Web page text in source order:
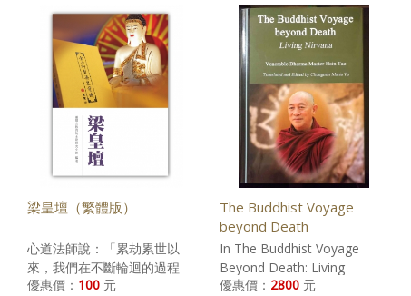
量妙土。無量壽佛的威神光明
顯赫，壽命長久不可計量，其
接引眾生往生淨土，廣開簡易
的念佛法門。無量壽佛曾發四
十八願，並揭示眾生只要誠心
往生安樂世界，念誦其佛號就
可往生。 經書、善書屬於助印
項目，故不開立發票，可提供
收據以資證明。
神皆發菩提心，及以大誓願力
護持此經，與讀誦此經、稱此
經首題名字者，乃至演說、供
養、稱嘆此經一喻、一品、一
緣、一佛、一菩薩、一四句
偈、一句者，以功德天女為首
的諸天神等，皆令此等眾生當
世資生(資助生命) 諸具不虞匱
乏，來世皆能隨其所願生於天
道，乃至發菩提心成就佛道。
經書、善書屬於助印項目，故
不開立發票，可提供收據以資
證明。
>> 購買《齋天》電子書
梁皇壇（繁體版）
心道法師說：「累劫累世以
來，我們在不斷輪迴的過程
中，曾經和許許多多的生命有
優惠價： 100 元
The Buddhist Voyage
beyond Death
In The Buddhist Voyage
Beyond Death: Living
Nirvana, Ven. Master Hsin
優惠價： 2800 元